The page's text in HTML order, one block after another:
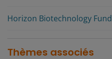
Horizon Biotechnology Fund
Thèmes associés